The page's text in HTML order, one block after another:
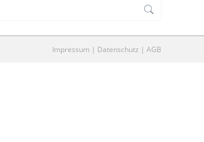
Impressum | Datenschutz | AGB